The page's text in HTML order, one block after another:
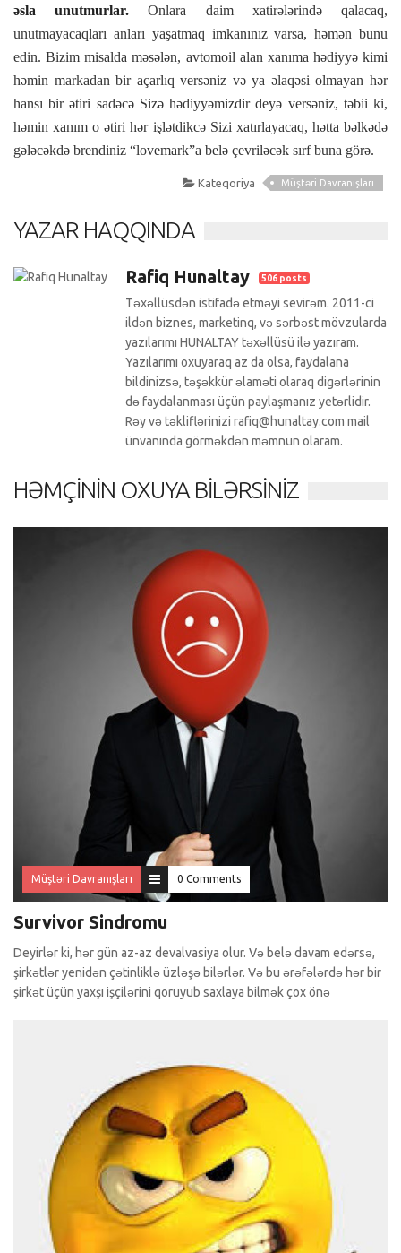
əsla unutmurlar.Onlara daim xatirələrində qalacaq,
unutmayacaqları anları yaşatmaq imkanınız varsa, həmən bunu
edin. Bizim misalda məsələn, avtomoil alan xanıma hədiyyə kimi
həmin markadan bir açarlıq versəniz və ya əlaqəsi olmayan hər
hansı bir ətiri sadəcə Sizə hədiyyəmizdir deyə versəniz, təbii ki,
həmin xanım o ətiri hər işlətdikcə Sizi xatırlayacaq, hətta bəlkədə
gələcəkdə brendiniz “lovemark”a belə çevriləcək sırf buna görə.
Kateqoriya Müştəri Davranışları
YAZAR HAQQINDA
Rafiq Hunaltay 506 posts
Təxəllüsdən istifadə etməyi sevirəm. 2011-ci
ildən biznes, marketinq, və sərbəst mövzularda
yazılarımı HUNALTAY təxəllüsü ilə yazıram.
Yazılarımı oxuyaraq az da olsa, faydalana
bildinizsə, təşəkkür əlaməti olaraq digərlərinin
də faydalanması üçün paylaşmanız yetərlidir.
Rəy və təkliflərinizi rafiq@hunaltay.com mail
ünvanında görməkdən məmnun olaram.
HƏMÇININ OXUYA BILƏRSINIZ
Müştəri Davranışları 0 Comments
Survivor Sindromu
Deyirlər ki, hər gün az-az devalvasiya olur. Və belə davam edərsə,
şirkətlər yenidən çətinliklə üzləşə bilərlər. Və bu ərəfələrdə hər bir
şirkət üçün yaxşı işçilərini qoruyub saxlaya bilmək çox önə